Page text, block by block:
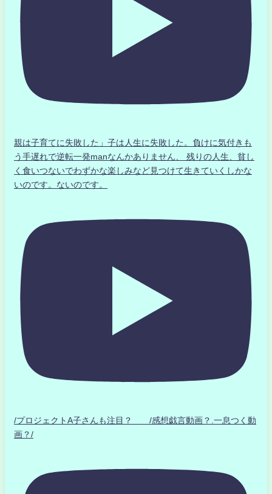
親は子育てに失敗した」子は人生に失敗した。負けに気付きも
う手遅れで逆転一発manなんかありません、 残りの人生、貧し
く食いつないでわずかな楽しみなど見つけて生きていくしかな
いのです。ないのです。
/プロジェクトA子さんも注目？ /感想戯言動画？.一息つく動
画？/